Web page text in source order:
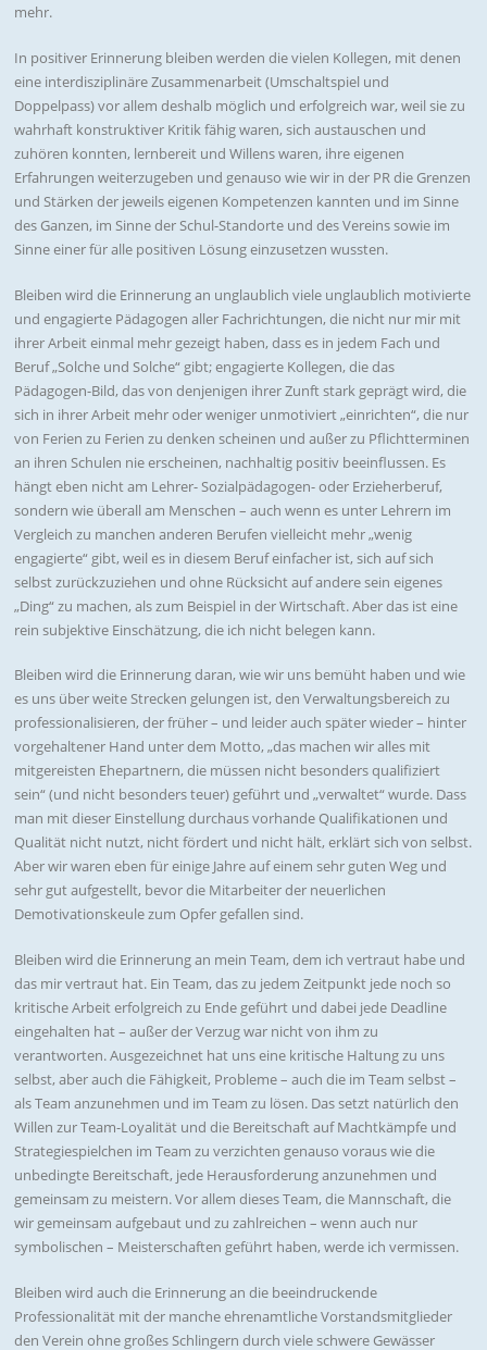
mehr.
In positiver Erinnerung bleiben werden die vielen Kollegen, mit denen
eine interdisziplinäre Zusammenarbeit (Umschaltspiel und
Doppelpass) vor allem deshalb möglich und erfolgreich war, weil sie zu
wahrhaft konstruktiver Kritik fähig waren, sich austauschen und
zuhören konnten, lernbereit und Willens waren, ihre eigenen
Erfahrungen weiterzugeben und genauso wie wir in der PR die Grenzen
und Stärken der jeweils eigenen Kompetenzen kannten und im Sinne
des Ganzen, im Sinne der Schul-Standorte und des Vereins sowie im
Sinne einer für alle positiven Lösung einzusetzen wussten.
Bleiben wird die Erinnerung an unglaublich viele unglaublich motivierte
und engagierte Pädagogen aller Fachrichtungen, die nicht nur mir mit
ihrer Arbeit einmal mehr gezeigt haben, dass es in jedem Fach und
Beruf „Solche und Solche“ gibt; engagierte Kollegen, die das
Pädagogen-Bild, das von denjenigen ihrer Zunft stark geprägt wird, die
sich in ihrer Arbeit mehr oder weniger unmotiviert „einrichten“, die nur
von Ferien zu Ferien zu denken scheinen und außer zu Pflichtterminen
an ihren Schulen nie erscheinen, nachhaltig positiv beeinflussen. Es
hängt eben nicht am Lehrer- Sozialpädagogen- oder Erzieherberuf,
sondern wie überall am Menschen – auch wenn es unter Lehrern im
Vergleich zu manchen anderen Berufen vielleicht mehr „wenig
engagierte“ gibt, weil es in diesem Beruf einfacher ist, sich auf sich
selbst zurückzuziehen und ohne Rücksicht auf andere sein eigenes
„Ding“ zu machen, als zum Beispiel in der Wirtschaft. Aber das ist eine
rein subjektive Einschätzung, die ich nicht belegen kann.
Bleiben wird die Erinnerung daran, wie wir uns bemüht haben und wie
es uns über weite Strecken gelungen ist, den Verwaltungsbereich zu
professionalisieren, der früher – und leider auch später wieder – hinter
vorgehaltener Hand unter dem Motto, „das machen wir alles mit
mitgereisten Ehepartnern, die müssen nicht besonders qualifiziert
sein“ (und nicht besonders teuer) geführt und „verwaltet“ wurde. Dass
man mit dieser Einstellung durchaus vorhande Qualifikationen und
Qualität nicht nutzt, nicht fördert und nicht hält, erklärt sich von selbst.
Aber wir waren eben für einige Jahre auf einem sehr guten Weg und
sehr gut aufgestellt, bevor die Mitarbeiter der neuerlichen
Demotivationskeule zum Opfer gefallen sind.
Bleiben wird die Erinnerung an mein Team, dem ich vertraut habe und
das mir vertraut hat. Ein Team, das zu jedem Zeitpunkt jede noch so
kritische Arbeit erfolgreich zu Ende geführt und dabei jede Deadline
eingehalten hat – außer der Verzug war nicht von ihm zu
verantworten. Ausgezeichnet hat uns eine kritische Haltung zu uns
selbst, aber auch die Fähigkeit, Probleme – auch die im Team selbst –
als Team anzunehmen und im Team zu lösen. Das setzt natürlich den
Willen zur Team-Loyalität und die Bereitschaft auf Machtkämpfe und
Strategiespielchen im Team zu verzichten genauso voraus wie die
unbedingte Bereitschaft, jede Herausforderung anzunehmen und
gemeinsam zu meistern. Vor allem dieses Team, die Mannschaft, die
wir gemeinsam aufgebaut und zu zahlreichen – wenn auch nur
symbolischen – Meisterschaften geführt haben, werde ich vermissen.
Bleiben wird auch die Erinnerung an die beeindruckende
Professionalität mit der manche ehrenamtliche Vorstandsmitglieder
den Verein ohne großes Schlingern durch viele schwere Gewässer